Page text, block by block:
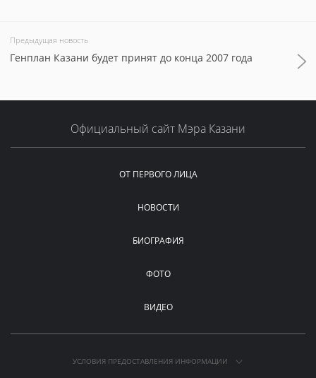
Предыдущая новость
Генплан Казани будет принят до конца 2007 года
Официальный сайт Мэра Казани
ОТ ПЕРВОГО ЛИЦА
НОВОСТИ
БИОГРАФИЯ
ФОТО
ВИДЕО
УСЛОВИЯ ПРЕДОСТАВЛЕНИЯ ИНФОРМАЦИИ